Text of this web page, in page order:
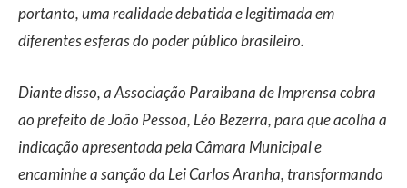
portanto, uma realidade debatida e legitimada em
diferentes esferas do poder público brasileiro.
Diante disso, a Associação Paraibana de Imprensa cobra
ao prefeito de João Pessoa, Léo Bezerra, para que acolha a
indicação apresentada pela Câmara Municipal e
encaminhe a sanção da Lei Carlos Aranha, transformando